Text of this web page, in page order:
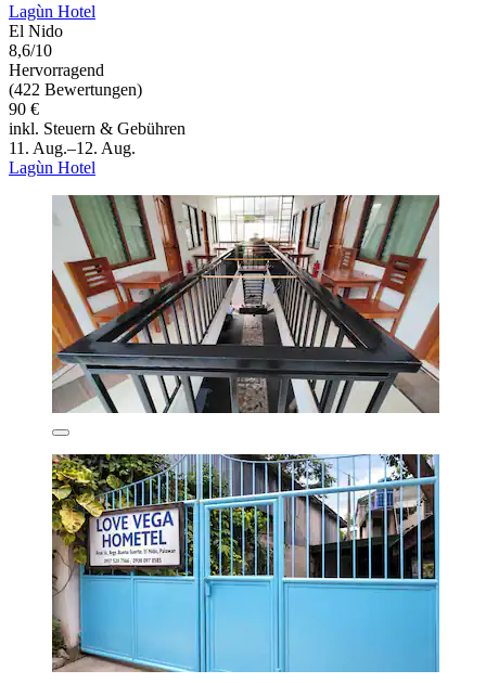
Lagùn Hotel
El Nido
8,6/10
Hervorragend
(422 Bewertungen)
90 €
inkl. Steuern & Gebühren
11. Aug.–12. Aug.
Lagùn Hotel